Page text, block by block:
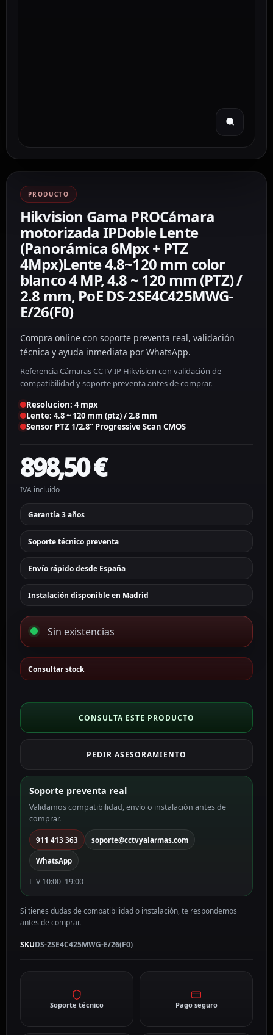
PRODUCTO
Hikvision Gama PROCámara
motorizada IPDoble Lente
(Panorámica 6Mpx + PTZ
4Mpx)Lente 4.8~120 mm color
blanco 4 MP, 4.8 ~ 120 mm (PTZ) /
2.8 mm, PoE DS-2SE4C425MWG-
E/26(F0)
Compra online con soporte preventa real, validación
técnica y ayuda inmediata por WhatsApp.
Referencia Cámaras CCTV IP Hikvision con validación de
compatibilidad y soporte preventa antes de comprar.
Resolucion: 4 mpx
Lente: 4.8 ~ 120 mm (ptz) / 2.8 mm
Sensor PTZ 1/2.8" Progressive Scan CMOS
898,50€
IVA incluido
Garantía 3 años
Soporte técnico preventa
Envío rápido desde España
Instalación disponible en Madrid
Sin existencias
Consultar stock
CONSULTA ESTE PRODUCTO
PEDIR ASESORAMIENTO
Soporte preventa real
Validamos compatibilidad, envío o instalación antes de
comprar.
911 413 363 soporte@cctvyalarmas.com
WhatsApp
L-V 10:00–19:00
Si tienes dudas de compatibilidad o instalación, te respondemos
antes de comprar.
SKUDS-2SE4C425MWG-E/26(F0)
Soporte técnico Pago seguro